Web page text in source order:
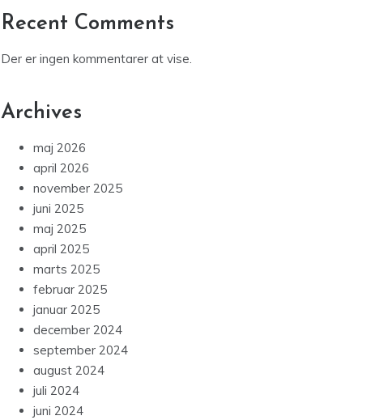
Recent Comments
Der er ingen kommentarer at vise.
Archives
maj 2026
april 2026
november 2025
juni 2025
maj 2025
april 2025
marts 2025
februar 2025
januar 2025
december 2024
september 2024
august 2024
juli 2024
juni 2024